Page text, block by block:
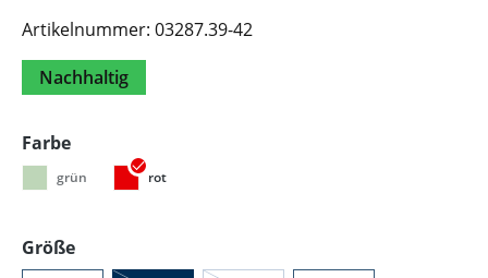
Artikelnummer: 03287.39-42
Nachhaltig
Farbeauswählen
grün rot
Größeauswählen